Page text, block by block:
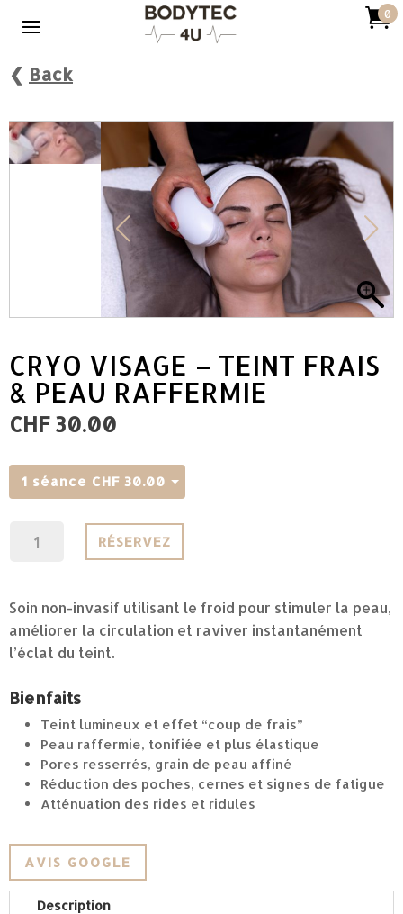

0
❮ Back
CRYO VISAGE – TEINT FRAIS
& PEAU RAFFERMIE
CHF 30.00
1 séance CHF 30.00
–
TEINT
FRAIS
PEAU
RAFFERMIE
RÉSERVEZ
r
n
v
e
:
Soin non-invasif utilisant le froid pour stimuler la peau,
améliorer la circulation et raviver instantanément
l’éclat du teint.
Bienfaits
Teint lumineux et effet “coup de frais”
Peau raffermie, tonifiée et plus élastique
Pores resserrés, grain de peau affiné
Réduction des poches, cernes et signes de fatigue
Atténuation des rides et ridules
AVIS GOOGLE
Description